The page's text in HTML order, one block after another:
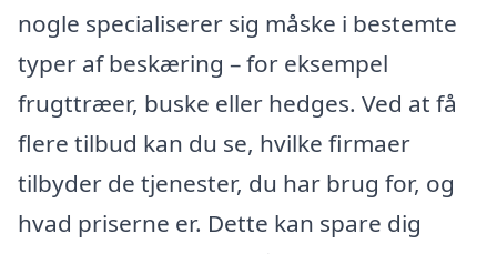
nogle specialiserer sig måske i bestemte
typer af beskæring – for eksempel
frugttræer, buske eller hedges. Ved at få
flere tilbud kan du se, hvilke firmaer
tilbyder de tjenester, du har brug for, og
hvad priserne er. Dette kan spare dig